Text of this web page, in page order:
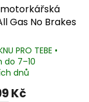
Gas No Brakes
PRO TEBE •
do 7–10
dnů
Kč